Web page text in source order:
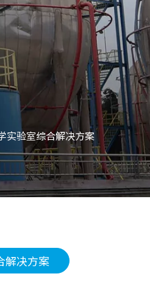
实验室综合解决方案
解决方案